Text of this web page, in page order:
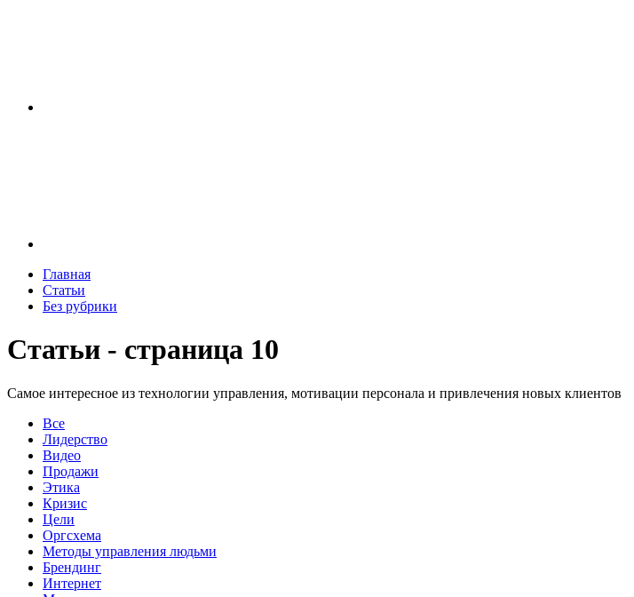
Главная
Статьи
Без рубрики
Статьи - страница 10
Самое интересное из технологии управления, мотивации персонала и привлечения новых клиентов
Все
Лидерство
Видео
Продажи
Этика
Кризис
Цели
Оргсхема
Методы управления людьми
Брендинг
Интернет